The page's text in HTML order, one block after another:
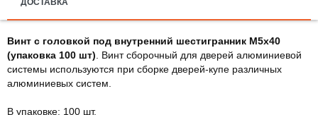
Винт с головкой под внутренний шестигранник M5х40
(упаковка 100 шт) . Винт сборочный для дверей алюминиевой
системы используются при сборке дверей-купе различных
алюминиевых систем.
В упаковке: 100 шт.